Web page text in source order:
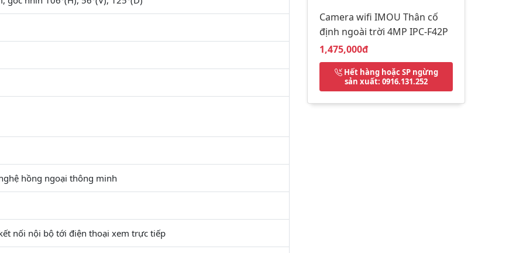
hồng ngoại thông minh
nối nội bộ tới điện thoại xem trực tiếp
Camera wifi IMOU Thân cố
định ngoài trời 4MP IPC-F42P
Giá bán:
1,475,000đ
Hết hàng hoặc SP ngừng
sản xuất: 0916.131.252